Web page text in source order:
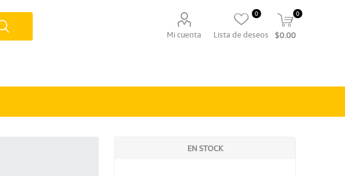
Mi cuenta Lista de deseos
0 0
$0.00
EN STOCK